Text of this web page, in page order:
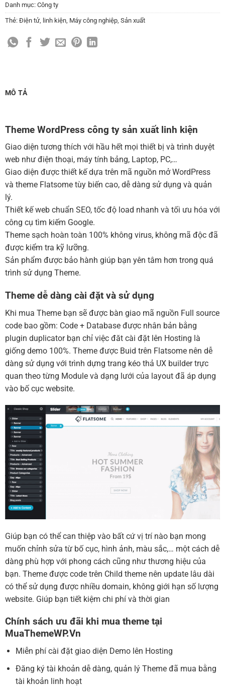
Thay đổi màu sắc toàn bộ site theo yêu cầu
(+150,000 ₫)
Thiết kế logo đơn giản để đăng web
MUA THÊM TÊN MIỀN + HOSTING
Tên miền Việt Nam .vn (1 năm) (+550,000 ₫)
Hosting 2GB SSD (1 năm)
(+700,000 ₫)
Hosting 4GB SSD (1 năm)(+1,000,000 ₫)
Hosting 8GB SSD (1 năm)(+1,200,000 ₫)
Danh mục: Công ty
Thẻ: Điện tử, linh kiện Máy công nghiệp Sản xuất
MÔ TẢ
Theme WordPress công ty sản xuất linh kiện
Giao diện tương thích với hầu hết mọi thiết bị và trình duyệt
web như điện thoại, máy tính bảng, Laptop, PC,…
Giao diện được thiết kế dựa trên mã nguồn mở WordPress
và theme Flatsome tùy biến cao, dễ dàng sử dụng và quản
lý.
Thiết kế web chuẩn SEO, tốc độ load nhanh và tối ưu hóa với
công cụ tìm kiếm Google.
Theme sạch hoàn toàn 100% không virus, không mã độc đã
được kiểm tra kỹ lưỡng.
Sản phẩm được bảo hành giúp bạn yên tâm hơn trong quá
trình sử dụng Theme.
Theme dễ dàng cài đặt và sử dụng
Khi mua Theme bạn sẽ được bàn giao mã nguồn Full source
code bao gồm: Code + Database được nhân bản bằng
plugin duplicator bạn chỉ việc đăt cài đặt lên Hosting là
giống demo 100%. Theme được Buid trên Flatsome nên dễ
dàng sử dụng với trình dựng trang kéo thả UX builder trực
quan theo từng Module và dạng lưới của layout đã áp dụng
vào bố cục website.
Giúp bạn có thể can thiệp vào bất cứ vị trí nào bạn mong
muốn chỉnh sửa từ bố cục, hình ảnh, màu sắc,… một cách dễ
dàng phù hợp với phong cách cũng như thương hiệu của
bạn. Theme được code trên Child theme nên update lâu dài
có thể sử dụng được nhiều domain, không giới hạn số lượng
website. Giúp bạn tiết kiệm chi phí và thời gian
Chính sách ưu đãi khi mua theme tại
MuaThemeWP.Vn
Miễn phí cài đặt giao diện Demo lên Hosting
Đăng ký tài khoản dễ dàng, quản lý Theme đã mua bằng
tài khoản linh hoạt